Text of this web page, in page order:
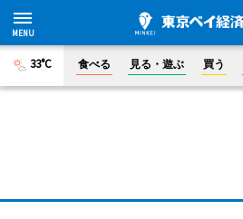
33°C 食べる 見る・遊ぶ 買う